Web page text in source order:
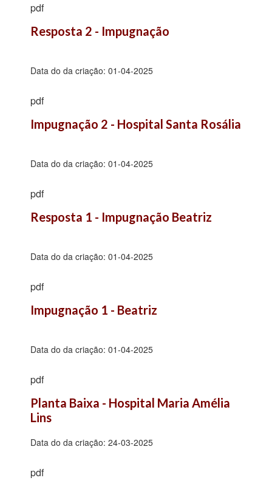
pdf
Resposta 2 - Impugnação
Data do da criação: 01-04-2025
pdf
Impugnação 2 - Hospital Santa Rosália
Data do da criação: 01-04-2025
pdf
Resposta 1 - Impugnação Beatriz
Data do da criação: 01-04-2025
pdf
Impugnação 1 - Beatriz
Data do da criação: 01-04-2025
pdf
Planta Baixa - Hospital Maria Amélia
Lins
Data do da criação: 24-03-2025
pdf